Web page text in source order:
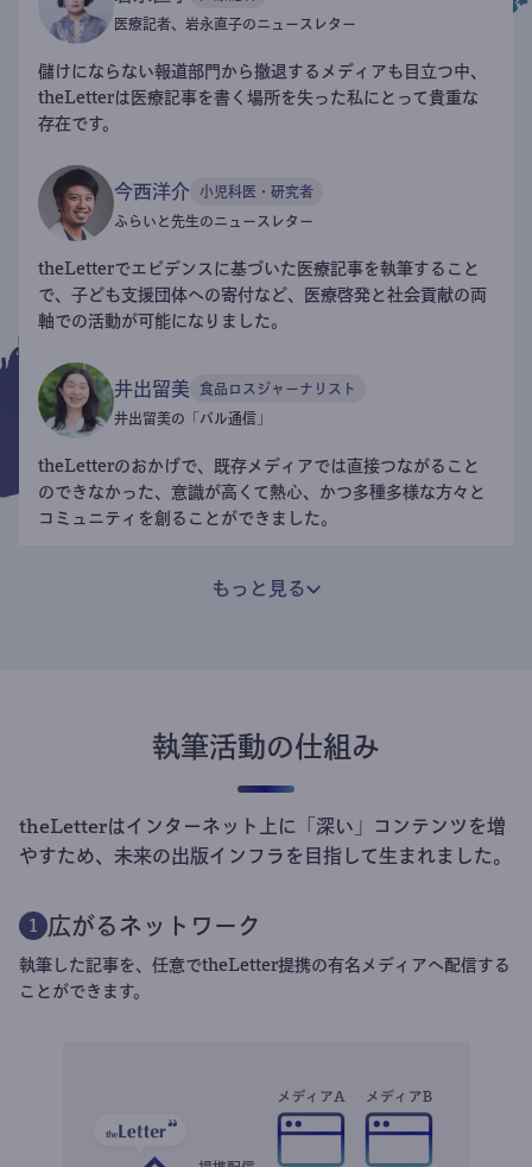
医療記者、岩永直子のニュースレター
儲けにならない報道部門から撤退するメディアも目立つ中、
theLetterは医療記事を書く場所を失った私にとって貴重な
存在です。
今西洋介 小児科医・研究者
ふらいと先生のニュースレター
theLetterでエビデンスに基づいた医療記事を執筆すること
で、子ども支援団体への寄付など、医療啓発と社会貢献の両
軸での活動が可能になりました。
井出留美 食品ロスジャーナリスト
井出留美の「パル通信」
theLetterのおかげで、既存メディアでは直接つながること
のできなかった、意識が高くて熱心、かつ多種多様な方々と
コミュニティを創ることができました。
もっと見る
執筆活動の仕組み
theLetterはインターネット上に「深い」コンテンツを増
やすため、未来の出版インフラを目指して生まれました。
1 広がるネットワーク
執筆した記事を、任意でtheLetter提携の有名メディアへ配信する
ことができます。